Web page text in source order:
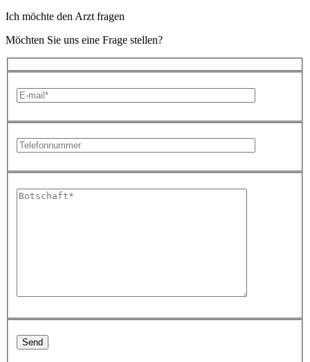
Ich möchte den Arzt fragen
Möchten Sie uns eine Frage stellen?